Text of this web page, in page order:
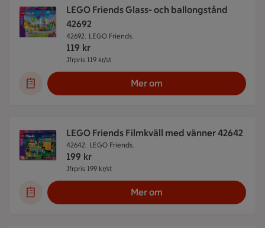
LEGO Friends Glass- och ballongstånd
42692
42692. LEGO Friends.
119 kr
Jfrpris 119 kr/st
Mer om
LEGO Friends Filmkväll med vänner 42642
42642. LEGO Friends.
199 kr
Jfrpris 199 kr/st
Mer om